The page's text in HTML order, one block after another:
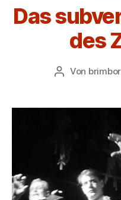
Das
des
Beitragsautor
Von